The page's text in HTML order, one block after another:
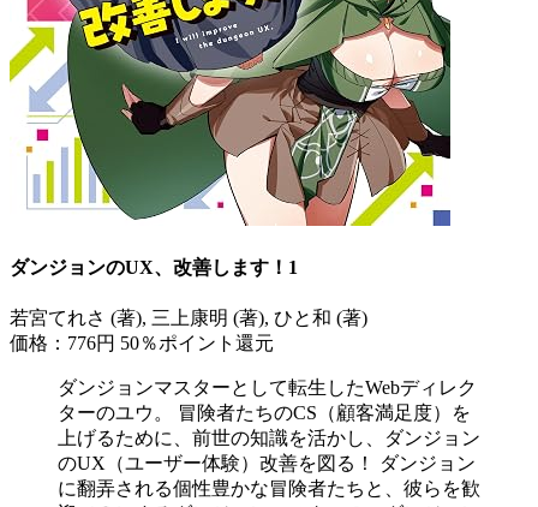
ダンジョンのUX、改善します！1
若宮てれさ (著), 三上康明 (著), ひと和 (著)
価格：776円 50％ポイント還元
ダンジョンマスターとして転生したWebディレク
ターのユウ。 冒険者たちのCS（顧客満足度）を
上げるために、前世の知識を活かし、ダンジョン
のUX（ユーザー体験）改善を図る！ ダンジョン
に翻弄される個性豊かな冒険者たちと、彼らを歓